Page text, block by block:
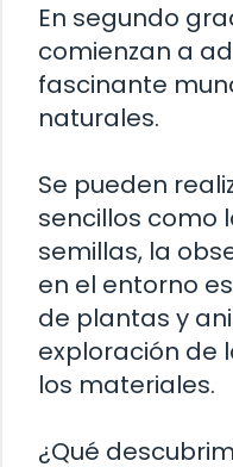
En segundo
comienzan a
fascinante
naturales.
Se pueden
sencillos como
semillas, la
en el entorno
de plantas y
exploración de
los materiales.
¿Qué